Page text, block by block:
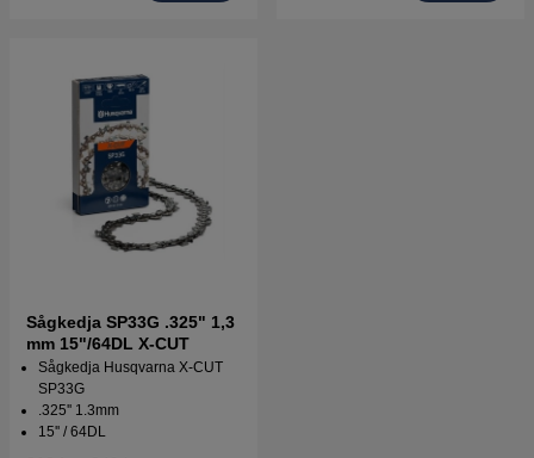
Sågkedja SP33G .325" 1,3
mm 15"/64DL X-CUT
Sågkedja Husqvarna X-CUT
SP33G
.325'' 1.3mm
15'' / 64DL